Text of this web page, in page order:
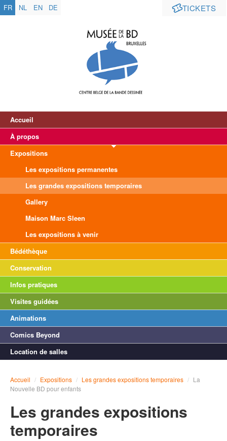
TICKETS
FR NL EN DE
Accueil
À propos
Expositions
Les expositions permanentes
Les grandes expositions temporaires
Gallery
Maison Marc Sleen
Les expositions à venir
Bédéthèque
Conservation
Infos pratiques
Visites guidées
Animations
Comics Beyond
Location de salles
Accueil / Expositions / Les grandes expositions temporaires / La
Nouvelle BD pour enfants
Les grandes expositions
temporaires